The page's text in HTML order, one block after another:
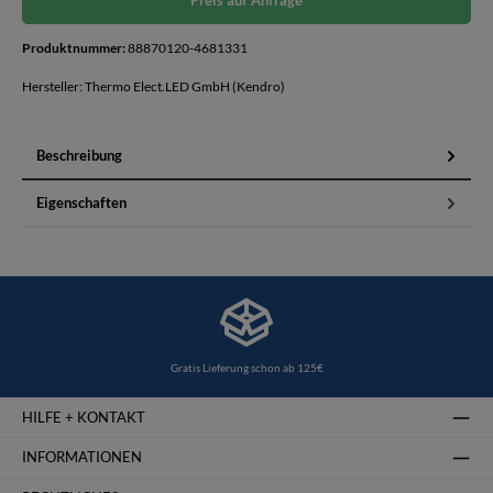
Produktnummer:88870120-4681331
Hersteller: Thermo Elect.LED GmbH (Kendro)
Beschreibung
Eigenschaften
Gratis Lieferung schon ab 125€
HILFE + KONTAKT
INFORMATIONEN